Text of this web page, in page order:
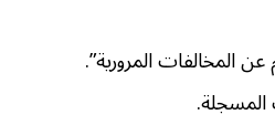
المخالفات المرورية”.